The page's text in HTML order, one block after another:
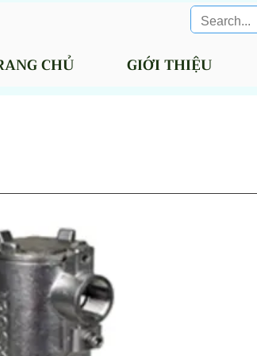
CHỦ GIỚI THIỆU